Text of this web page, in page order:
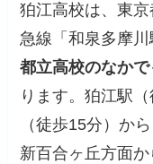
狛江高校は、東
急線「和泉多摩
都立高校のなか
ります。狛江駅
（徒歩15分）か
新百合ヶ丘方面か